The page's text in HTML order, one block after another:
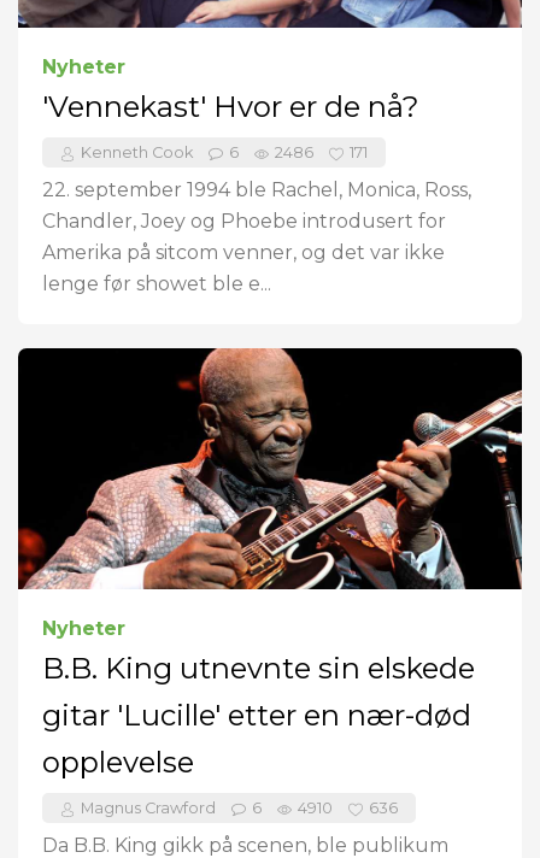
Nyheter
'Vennekast' Hvor er de nå?
Kenneth Cook 6 2486 171
22. september 1994 ble Rachel, Monica, Ross,
Chandler, Joey og Phoebe introdusert for
Amerika på sitcom venner, og det var ikke
lenge før showet ble e...
Nyheter
B.B. King utnevnte sin elskede
gitar 'Lucille' etter en nær-død
opplevelse
Magnus Crawford 6 4910 636
Da B.B. King gikk på scenen, ble publikum